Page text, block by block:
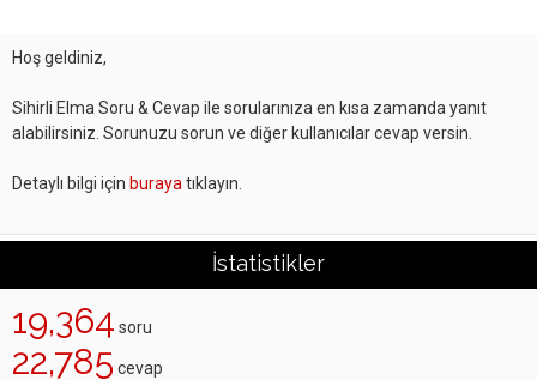
Hoş geldiniz,
Sihirli Elma Soru & Cevap ile sorularınıza en kısa zamanda yanıt
alabilirsiniz. Sorunuzu sorun ve diğer kullanıcılar cevap versin.
Detaylı bilgi için buraya tıklayın.
İstatistikler
19,364 soru
22,785 cevap